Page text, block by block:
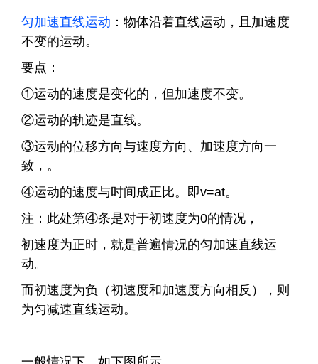
匀加速直线运动 ：物体沿着直线运动，且加速度
不变的运动。
要点：
①运动的速度是变化的，但加速度不变。
②运动的轨迹是直线。
③运动的位移方向与速度方向、加速度方向一
致，。
④运动的速度与时间成正比。即v=at。
注：此处第④条是对于初速度为0的情况，
初速度为正时，就是普遍情况的匀加速直线运
动。
而初速度为负（初速度和加速度方向相反），则
为匀减速直线运动。